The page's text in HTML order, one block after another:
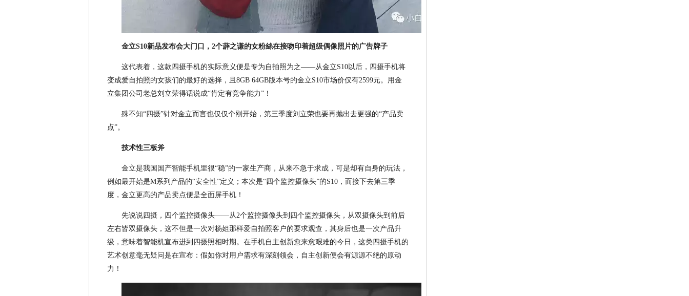
金立S10新品发布会大门口，2个薜之谦的女粉絲在接吻印着超级偶像照片的广告牌子
这代表着，这款四摄手机的实际意义便是专为自拍照为之——从金立S10以后，四摄手机将
变成爱自拍照的女孩们的最好的选择，且8GB 64GB版本号的金立S10市场价仅有2599元。用金
立集团公司老总刘立荣得话说成“肯定有竞争能力”！
殊不知“四摄”针对金立而言也仅仅个刚开始，第三季度刘立荣也要再抛出去更强的“产品卖
点”。
技术性三板斧
金立是我国国产智能手机里很“稳”的一家生产商，从来不急于求成，可是却有自身的玩法，
例如最开始是M系列产品的“安全性”定义；本次是“四个监控摄像头”的S10，而接下去第三季
度，金立更高的产品卖点便是全面屏手机！
先说说四摄，四个监控摄像头——从2个监控摄像头到四个监控摄像头，从双摄像头到前后
左右皆双摄像头，这不但是一次对杨姐那样爱自拍照客户的要求观查，其身后也是一次产品升
级，意味着智能机宣布进到四摄照相时期。在手机自主创新愈来愈艰难的今日，这类四摄手机的
艺术创意毫无疑问是在宣布：假如你对用户需求有深刻领会，自主创新便会有源源不绝的原动
力！